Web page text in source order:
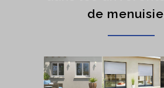
de